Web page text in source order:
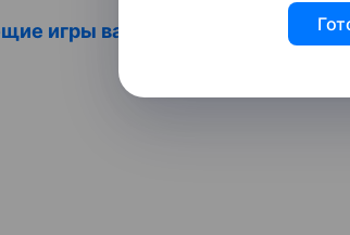
игры важны для ребенка